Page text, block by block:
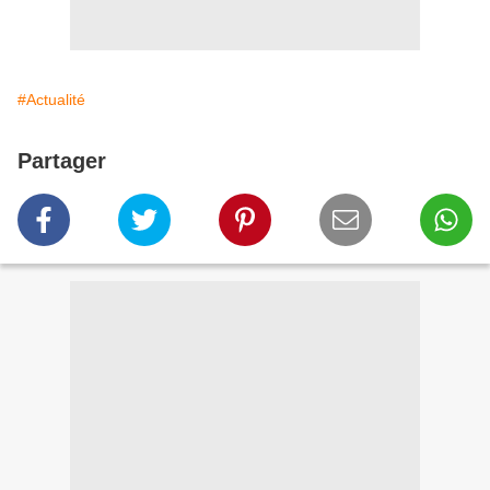
#Actualité
Partager